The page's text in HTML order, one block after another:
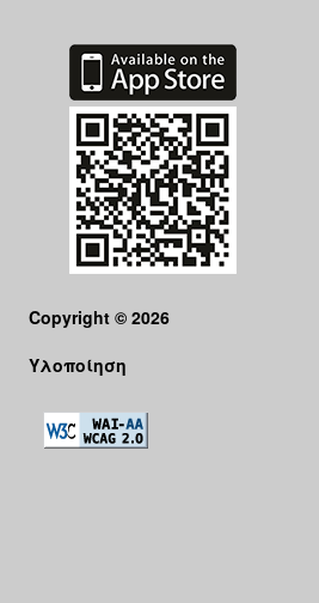
Copyright © 2026
Υλοποίηση